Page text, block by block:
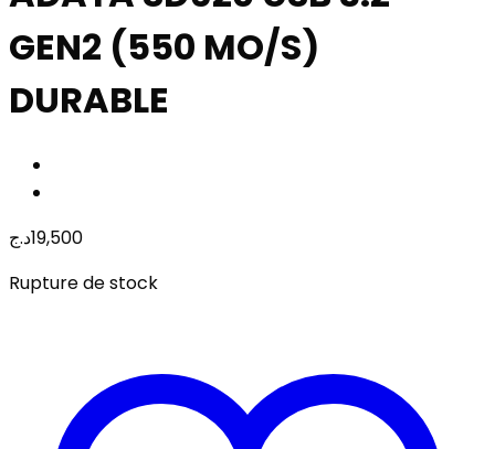
GEN2 (550 MO/S)
DURABLE
19,500د.ج
Rupture de stock